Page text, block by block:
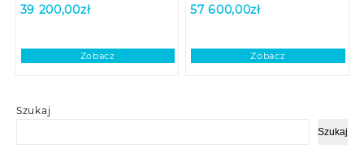
Szukaj
Szukaj
39 200,00zł
Zobacz
57 600,00zł
Zobacz